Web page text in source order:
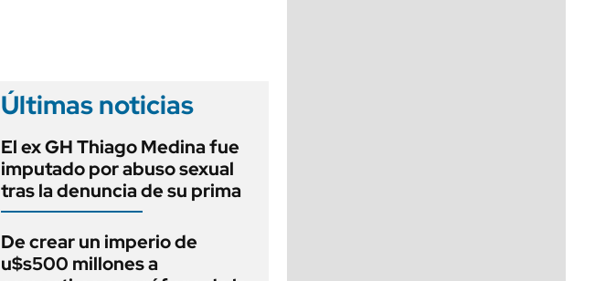
Últimas noticias
El ex GH Thiago Medina fue
imputado por abuso sexual
tras la denuncia de su prima
De crear un imperio de
u$s500 millones a